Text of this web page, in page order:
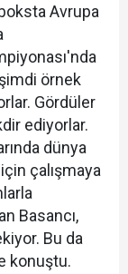
Avrupa
örnek
Gördüler
ediyorlar.
dünya
çalışmaya
Basancı,
Bu da
konuştu.